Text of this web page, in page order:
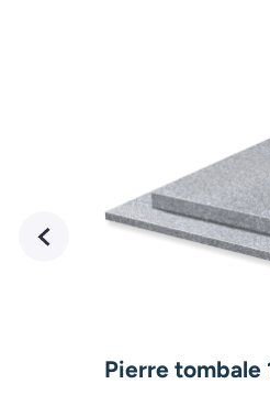
Pierre tombale